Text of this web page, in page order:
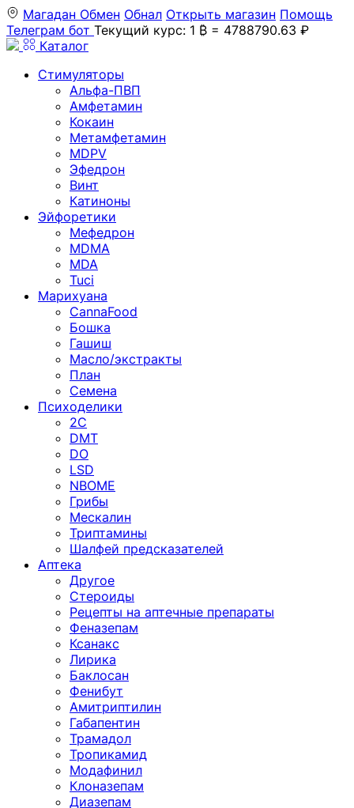
Магадан Обмен Обнал Открыть магазин Помощь
Телеграм бот Текущий курс: 1 ₿ = 4788790.63 ₽
Каталог
Стимуляторы
Альфа-ПВП
Амфетамин
Кокаин
Метамфетамин
MDPV
Эфедрон
Винт
Катиноны
Эйфоретики
Мефедрон
MDMA
MDA
Tuci
Марихуана
CannaFood
Бошка
Гашиш
Масло/экстракты
План
Семена
Психоделики
2C
DMT
DO
LSD
NBOME
Грибы
Мескалин
Триптамины
Шалфей предсказателей
Аптека
Другое
Стероиды
Рецепты на аптечные препараты
Феназепам
Ксанакс
Лирика
Баклосан
Фенибут
Амитриптилин
Габапентин
Трамадол
Тропикамид
Модафинил
Клоназепам
Диазепам